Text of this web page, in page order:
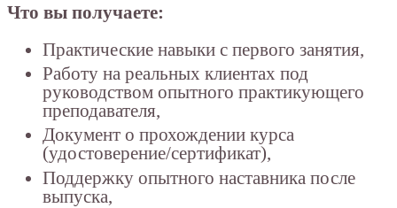
Что вы получаете:
Практические навыки с первого занятия,
Работу на реальных клиентах под
руководством опытного практикующего
преподавателя,
Документ о прохождении курса
(удостоверение/сертификат),
Поддержку опытного наставника после
выпуска,